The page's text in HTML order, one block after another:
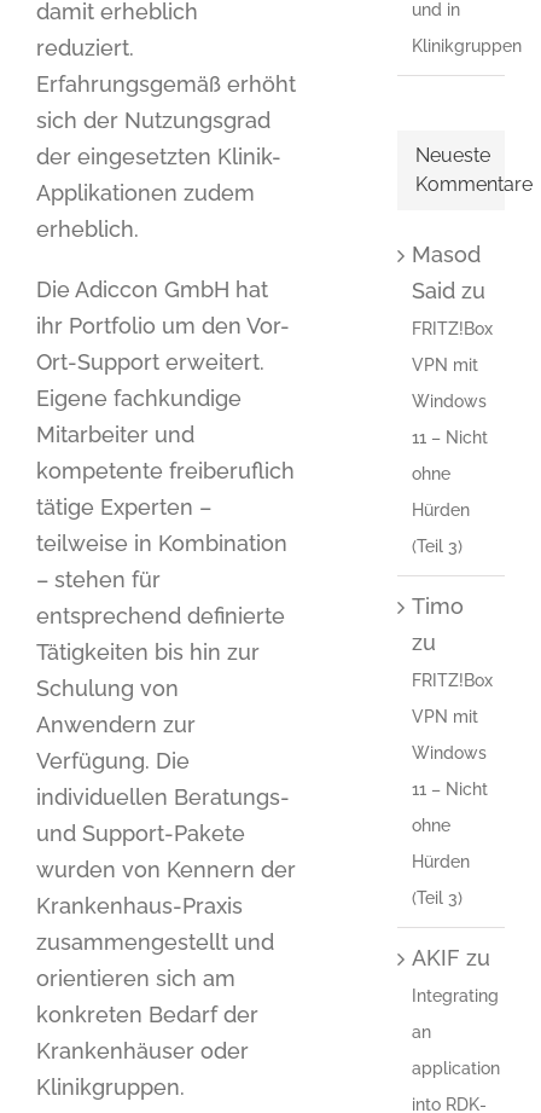
damit erheblich
reduziert.
Erfahrungsgemäß erhöht
sich der Nutzungsgrad
der eingesetzten Klinik-
Applikationen zudem
erheblich.
Die Adiccon GmbH hat
ihr Portfolio um den Vor-
Ort-Support erweitert.
Eigene fachkundige
Mitarbeiter und
kompetente freiberuflich
tätige Experten –
teilweise in Kombination
– stehen für
entsprechend definierte
Tätigkeiten bis hin zur
Schulung von
Anwendern zur
Verfügung. Die
individuellen Beratungs-
und Support-Pakete
wurden von Kennern der
Krankenhaus-Praxis
zusammengestellt und
orientieren sich am
konkreten Bedarf der
Krankenhäuser oder
Klinikgruppen.
und in
Klinikgruppen
Neueste
Kommentare
Masod
Saidzu
FRITZ!Box
VPN mit
Windows
11 – Nicht
ohne
Hürden
(Teil 3)
Timo
zu
FRITZ!Box
VPN mit
Windows
11 – Nicht
ohne
Hürden
(Teil 3)
AKIF zu
Integrating
an
application
into RDK-